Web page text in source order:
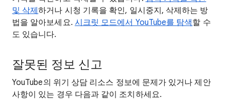
및 삭제하거나 시청 기록을 확인, 일시중지, 삭제하는 방
법을 알아보세요. 시크릿 모드에서 YouTube를 탐색할 수
도 있습니다.
잘못된 정보 신고
YouTube의 위기 상담 리소스 정보에 문제가 있거나 제안
사항이 있는 경우 다음과 같이 조치하세요.